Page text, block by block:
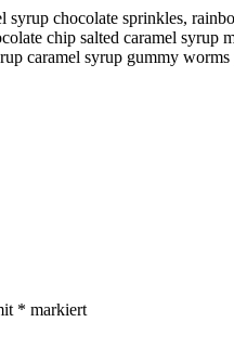
chocolate sprinkles,
chip salted caramel
caramel syrup gummy
* markiert